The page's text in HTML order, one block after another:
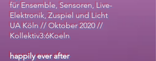
für Ensemble, Sensoren, Live-
Elektronik, Zuspiel und Licht
UA Köln // Oktober 2020 //
Kollektiv3:6Koeln
happily ever after